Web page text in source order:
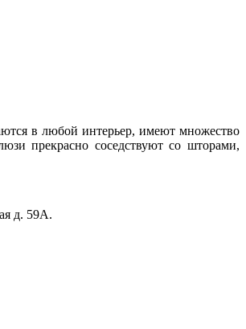
в любой интерьер, имеют множество
прекрасно соседствуют со шторами,
д. 59А.